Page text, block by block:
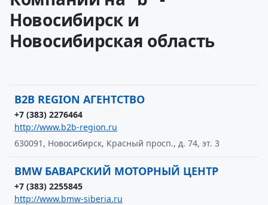
Новосибирск и
Новосибирская область
B2B REGION АГЕНТСТВО
+7 (383) 2276464
http://www.b2b-region.ru
630091, Новосибирск, Красный просп., д. 74, эт. 3
BMW БАВАРСКИЙ МОТОРНЫЙ ЦЕНТР
+7 (383) 2255845
http://www.bmw-siberia.ru